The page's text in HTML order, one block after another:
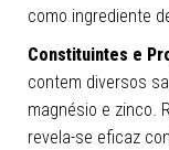
como ingrediente
Constituintes e
contem diversos
magnésio e zinco.
revela-se eficaz